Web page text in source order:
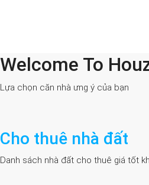
Welcome To
Lựa chọn căn nhà ưng ý của bạn
Cho thuê nhà đất
Danh sách nhà đất cho thuê giá tốt